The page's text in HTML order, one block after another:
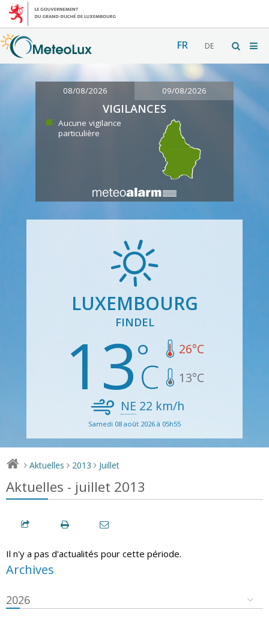
FR DE
08/08/2026 09/08/2026
VIGILANCES
Aucune vigilance
particulière
LUXEMBOURG
FINDEL
13 26°C
13°C
NE 22 km/h
Samedi 08 août 2026 à 05h55
> Aktuelles > 2013 > Juillet
Aktuelles - juillet 2013
Il n'y a pas d'actualités pour cette période.
Archives
2026